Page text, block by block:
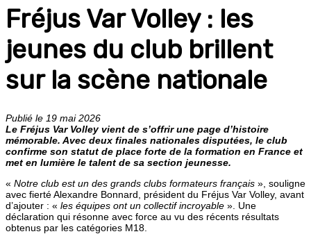
Fréjus Var Volley : les
jeunes du club brillent
sur la scène nationale
Publié le 19 mai 2026
Le Fréjus Var Volley vient de s’offrir une page d’histoire
mémorable. Avec deux finales nationales disputées, le club
confirme son statut de place forte de la formation en France et
met en lumière le talent de sa section jeunesse.
« Notre club est un des grands clubs formateurs français », souligne
avec fierté Alexandre Bonnard, président du Fréjus Var Volley, avant
d’ajouter : « les équipes ont un collectif incroyable ». Une
déclaration qui résonne avec force au vu des récents résultats
obtenus par les catégories M18.